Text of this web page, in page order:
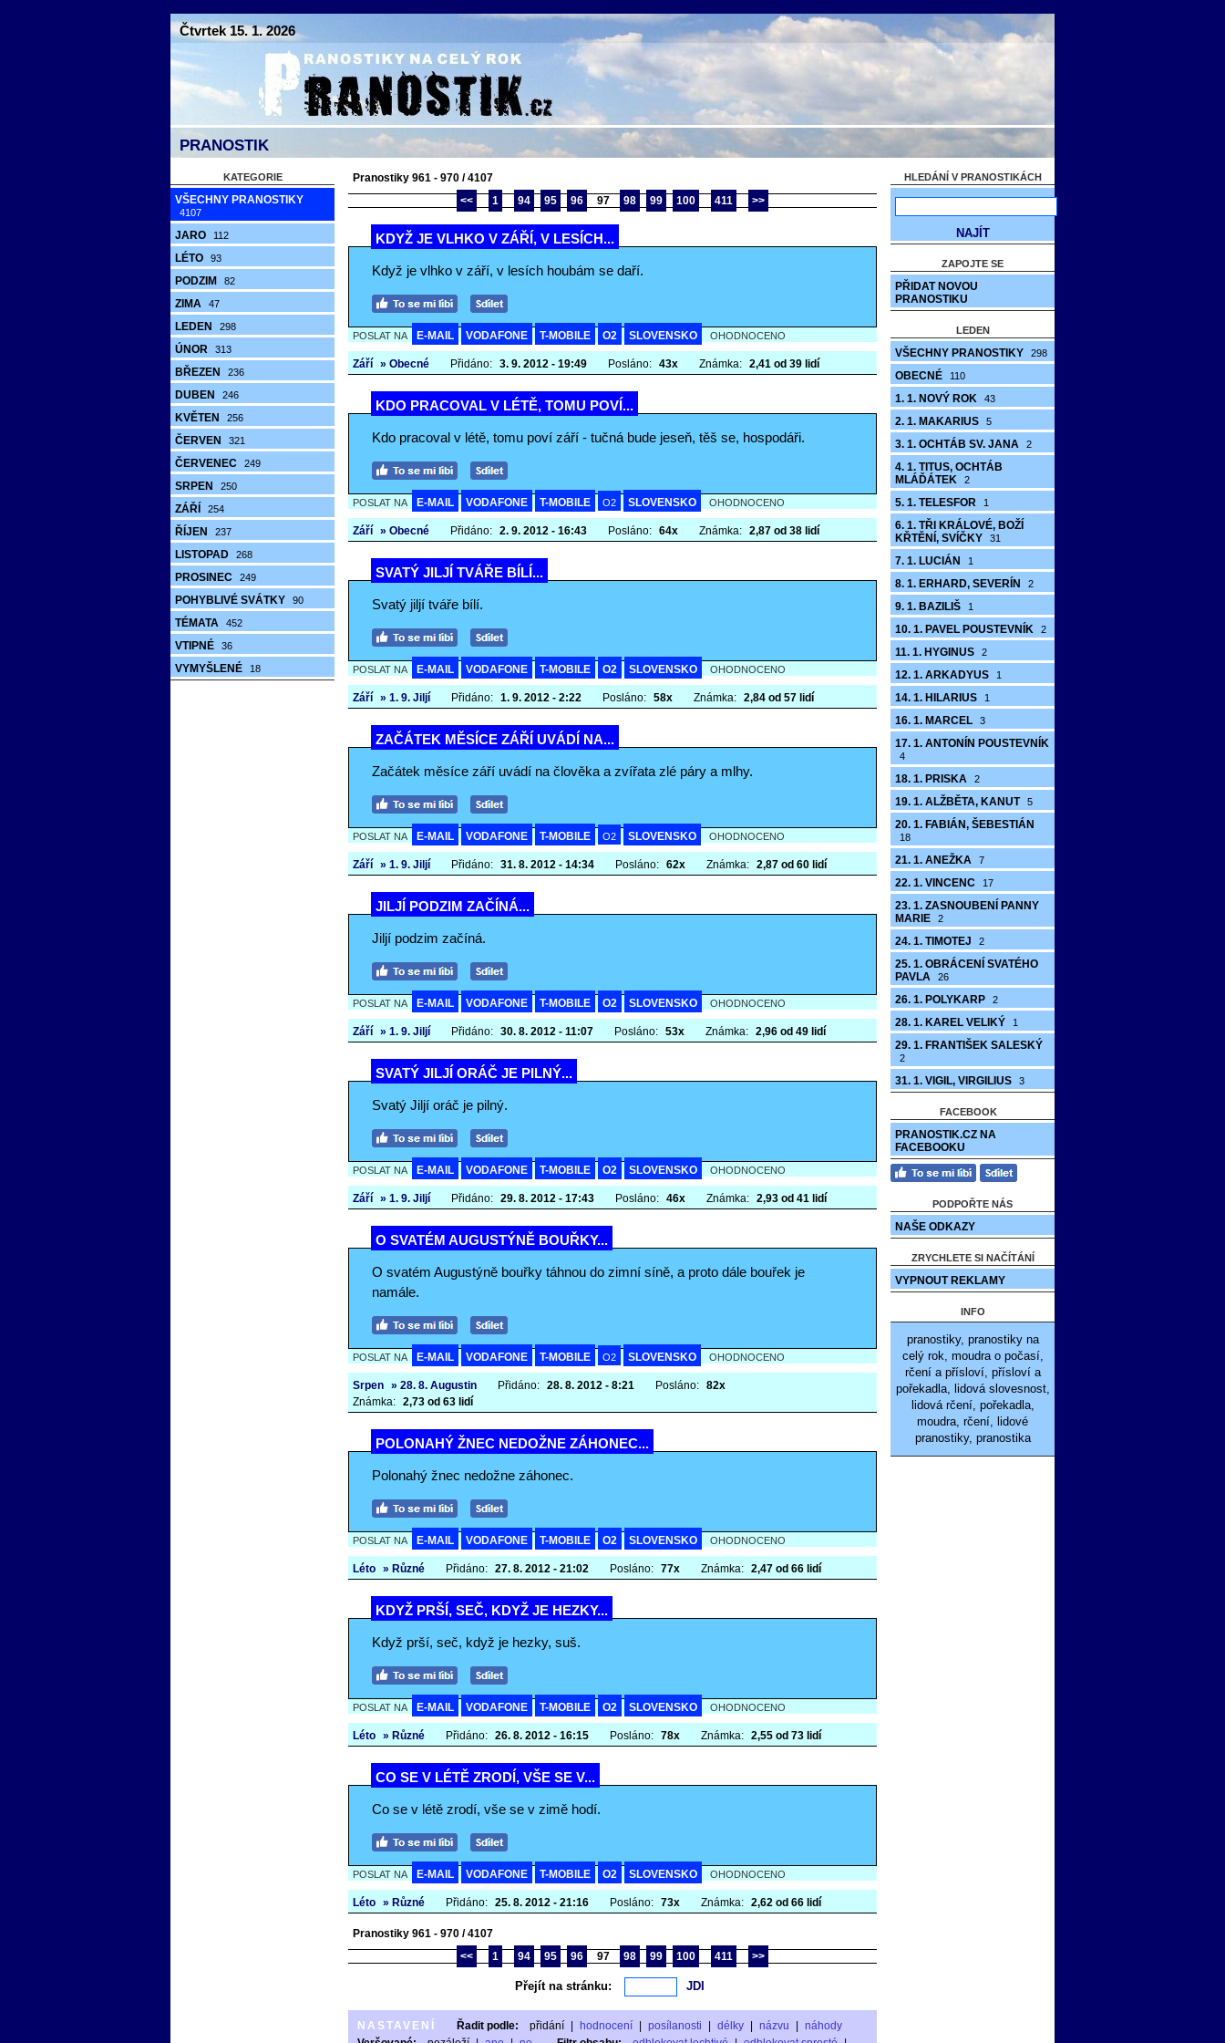
Čtvrtek 15. 1. 2026
PRANOSTIK
KATEGORIE
VŠECHNY PRANOSTIKY
4107
JARO 112
LÉTO 93
PODZIM 82
ZIMA 47
LEDEN 298
ÚNOR 313
BŘEZEN 236
DUBEN 246
KVĚTEN 256
ČERVEN 321
ČERVENEC 249
SRPEN 250
ZÁŘÍ 254
ŘÍJEN 237
LISTOPAD 268
PROSINEC 249
POHYBLIVÉ SVÁTKY 90
TÉMATA 452
VTIPNÉ 36
VYMYŠLENÉ 18
Pranostiky 961 - 970 / 4107
<<
1 94 95 96 97 98 99 100 411 >>
KDYŽ JE VLHKO V ZÁŘÍ, V LESÍCH...
Když je vlhko v září, v lesích houbám se daří.
POSLAT NA E-MAIL VODAFONE T-MOBILE O2 SLOVENSKO OHODNOCENO
Září » Obecné Přidáno: 3. 9. 2012 - 19:49 Posláno: 43x Známka: 2,41 od 39 lidí
KDO PRACOVAL V LÉTĚ, TOMU POVÍ...
Kdo pracoval v létě, tomu poví září - tučná bude jeseň, těš se, hospodáři.
POSLAT NA E-MAIL VODAFONE T-MOBILE O2 SLOVENSKO OHODNOCENO
Září » Obecné Přidáno: 2. 9. 2012 - 16:43 Posláno: 64x Známka: 2,87 od 38 lidí
SVATÝ JILJÍ TVÁŘE BÍLÍ...
Svatý jiljí tváře bílí.
POSLAT NA E-MAIL VODAFONE T-MOBILE O2 SLOVENSKO OHODNOCENO
Září » 1. 9. Jiljí Přidáno: 1. 9. 2012 - 2:22 Posláno: 58x Známka: 2,84 od 57 lidí
ZAČÁTEK MĚSÍCE ZÁŘÍ UVÁDÍ NA...
Začátek měsíce září uvádí na člověka a zvířata zlé páry a mlhy.
POSLAT NA E-MAIL VODAFONE T-MOBILE O2 SLOVENSKO OHODNOCENO
Září » 1. 9. Jiljí Přidáno: 31. 8. 2012 - 14:34 Posláno: 62x Známka: 2,87 od 60 lidí
JILJÍ PODZIM ZAČÍNÁ...
Jiljí podzim začíná.
POSLAT NA E-MAIL VODAFONE T-MOBILE O2 SLOVENSKO OHODNOCENO
Září » 1. 9. Jiljí Přidáno: 30. 8. 2012 - 11:07 Posláno: 53x Známka: 2,96 od 49 lidí
SVATÝ JILJÍ ORÁČ JE PILNÝ...
Svatý Jiljí oráč je pilný.
POSLAT NA E-MAIL VODAFONE T-MOBILE O2 SLOVENSKO OHODNOCENO
Září » 1. 9. Jiljí Přidáno: 29. 8. 2012 - 17:43 Posláno: 46x Známka: 2,93 od 41 lidí
O SVATÉM AUGUSTÝNĚ BOUŘKY...
O svatém Augustýně bouřky táhnou do zimní síně, a proto dále bouřek je
namále.
POSLAT NA E-MAIL VODAFONE T-MOBILE O2 SLOVENSKO OHODNOCENO
Srpen » 28. 8. Augustin Přidáno: 28. 8. 2012 - 8:21 Posláno: 82x
Známka: 2,73 od 63 lidí
POLONAHÝ ŽNEC NEDOŽNE ZÁHONEC...
Polonahý žnec nedožne záhonec.
POSLAT NA E-MAIL VODAFONE T-MOBILE O2 SLOVENSKO OHODNOCENO
Léto » Různé Přidáno: 27. 8. 2012 - 21:02 Posláno: 77x Známka: 2,47 od 66 lidí
KDYŽ PRŠÍ, SEČ, KDYŽ JE HEZKY...
Když prší, seč, když je hezky, suš.
POSLAT NA E-MAIL VODAFONE T-MOBILE O2 SLOVENSKO OHODNOCENO
Léto » Různé Přidáno: 26. 8. 2012 - 16:15 Posláno: 78x Známka: 2,55 od 73 lidí
CO SE V LÉTĚ ZRODÍ, VŠE SE V...
Co se v létě zrodí, vše se v zimě hodí.
POSLAT NA E-MAIL VODAFONE T-MOBILE O2 SLOVENSKO OHODNOCENO
Léto » Různé Přidáno: 25. 8. 2012 - 21:16 Posláno: 73x Známka: 2,62 od 66 lidí
Pranostiky 961 - 970 / 4107
<<
1 94 95 96 97 98 99 100 411 >>
Přejít na stránku:
NASTAVENÍ Řadit podle: přidání hodnocení posílanosti délky názvu
náhody
HLEDÁNÍ V PRANOSTIKÁCH
ZAPOJTE SE
PŘIDAT NOVOU
PRANOSTIKU
LEDEN
VŠECHNY PRANOSTIKY 298
OBECNÉ 110
1. 1. NOVÝ ROK 43
2. 1. MAKARIUS 5
3. 1. OCHTÁB SV. JANA 2
4. 1. TITUS, OCHTÁB
MLÁĎÁTEK
2
5. 1. TELESFOR 1
6. 1. TŘI KRÁLOVÉ, BOŽÍ
KŘTĚNÍ, SVÍČKY
31
7. 1. LUCIÁN 1
8. 1. ERHARD, SEVERÍN 2
9. 1. BAZILIŠ 1
10. 1. PAVEL POUSTEVNÍK 2
11. 1. HYGINUS 2
12. 1. ARKADYUS 1
14. 1. HILARIUS 1
16. 1. MARCEL 3
17. 1. ANTONÍN POUSTEVNÍK
4
18. 1. PRISKA 2
19. 1. ALŽBĚTA, KANUT 5
20. 1. FABIÁN, ŠEBESTIÁN
18
21. 1. ANEŽKA 7
22. 1. VINCENC 17
23. 1. ZASNOUBENÍ PANNY
MARIE
2
24. 1. TIMOTEJ 2
25. 1. OBRÁCENÍ SVATÉHO
PAVLA
26
26. 1. POLYKARP 2
28. 1. KAREL VELIKÝ 1
29. 1. FRANTIŠEK SALESKÝ
2
31. 1. VIGIL, VIRGILIUS 3
FACEBOOK
PRANOSTIK.CZ NA
FACEBOOKU
PODPOŘTE NÁS
NAŠE ODKAZY
ZRYCHLETE SI NAČÍTÁNÍ
VYPNOUT REKLAMY
INFO
pranostiky, pranostiky na
celý rok, moudra o počasí,
rčení a přísloví, přísloví a
pořekadla, lidová slovesnost,
lidová rčení, pořekadla,
moudra, rčení, lidové
pranostiky, pranostika